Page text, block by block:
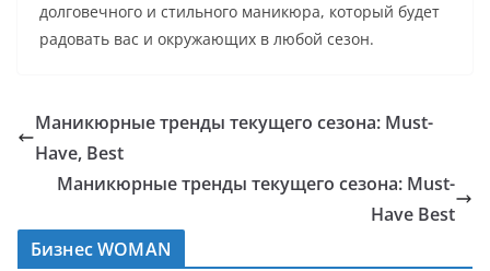
долговечного и стильного маникюра, который будет
радовать вас и окружающих в любой сезон.
Маникюрные тренды текущего сезона: Must-
Have, Best
Маникюрные тренды текущего сезона: Must-
Have Best
Бизнес WOMAN